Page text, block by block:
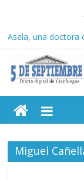
contenido
Asela, una doctora
Solidaridad sin
donativos por el
Operación Cuba
Venezuela
Siguen labores de
Cuba
5
Diario
Miguel